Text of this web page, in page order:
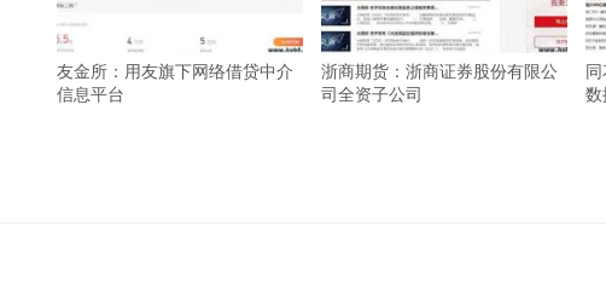
友金所：用友旗下网络借贷中介
信息平台
浙商期货：浙商证券股份有限公
司全资子公司